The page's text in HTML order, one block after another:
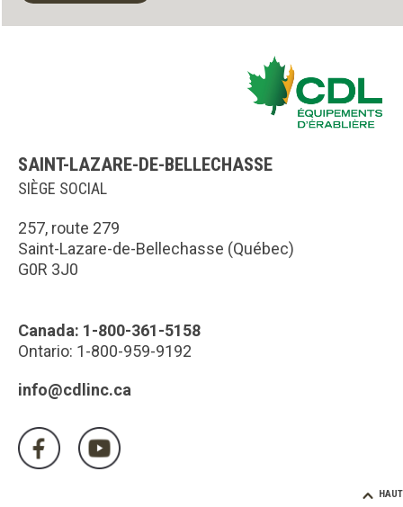
SAINT-LAZARE-DE-BELLECHASSE
SIÈGE SOCIAL
257, route 279
Saint-Lazare-de-Bellechasse (Québec)
G0R 3J0
Canada: 1-800-361-5158
Ontario: 1-800-959-9192
info@cdlinc.ca
HAUT